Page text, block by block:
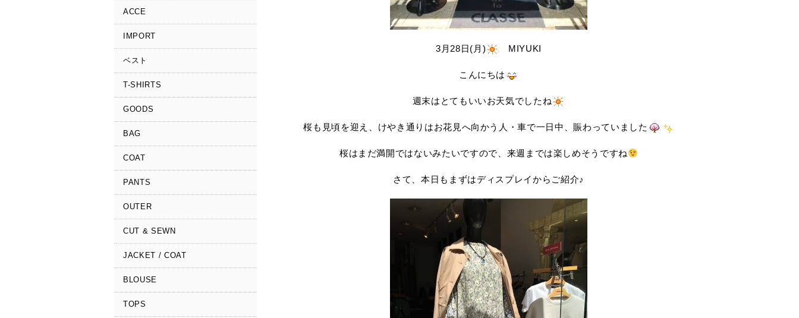
ACCE
IMPORT
ベスト
T-SHIRTS
GOODS
BAG
COAT
PANTS
OUTER
CUT & SEWN
JACKET / COAT
BLOUSE
TOPS
3月28日(月) MIYUKI
こんにちは
週末はとてもいいお天気でしたね
桜も見頃を迎え、けやき通りはお花見へ向かう人・車で一日中、賑わっていました
桜はまだ満開ではないみたいですので、来週までは楽しめそうですね
さて、本日もまずはディスプレイからご紹介♪